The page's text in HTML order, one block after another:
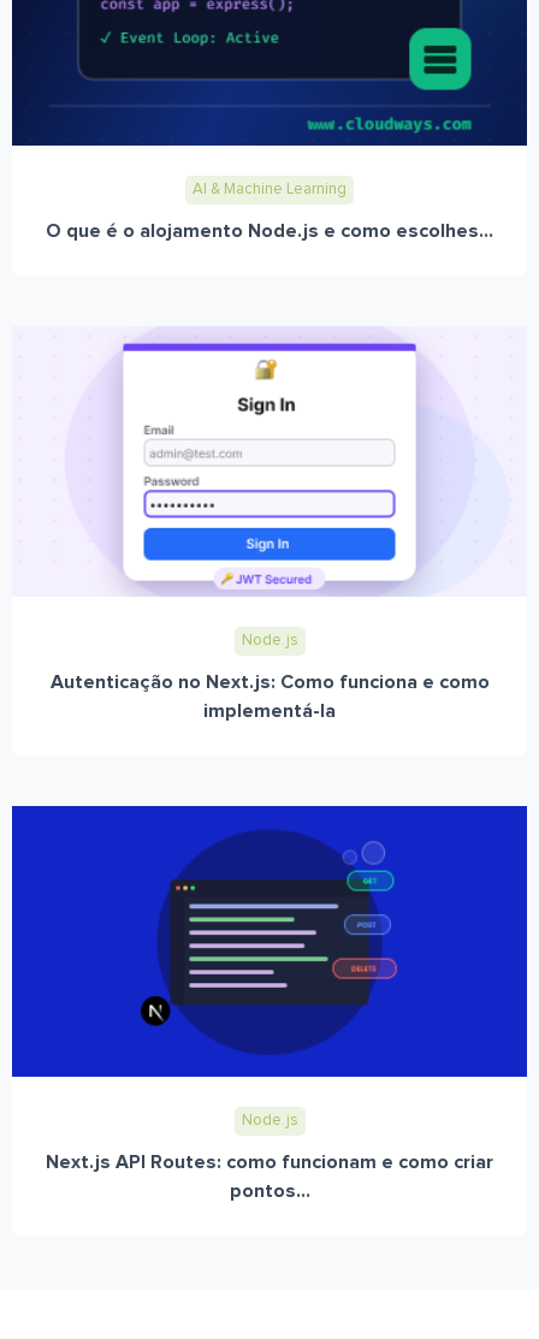
AI & Machine Learning
O que é o alojamento Node.js e como escolhes...
Node.js
Autenticação no Next.js: Como funciona e como
implementá-la
Node.js
Next.js API Routes: como funcionam e como criar
pontos...